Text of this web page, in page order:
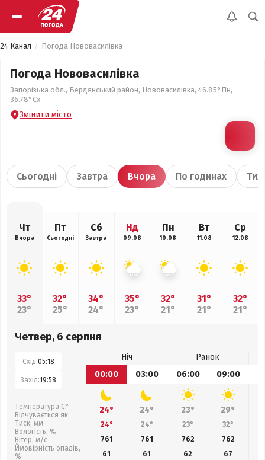
24 Канал Погода Нововасилівка
Погода Нововасилівка
Запорізька обл., Бердянський район, Нововасилівка, 46.85°Пн,
36.78°Сх
Змінити місто
Сьогодні Завтра Вчора По годинах
Чт
Вчора
33°
23°
Пт
Сьогодні
32°
25°
Сб
Завтра
34°
24°
Нд
09.08
35°
23°
Пн
10.08
32°
21°
Вт
11.08
31°
21°
Ср
12.08
32°
21°
Четвер, 6 серпня
Схід:05:18
Захід:19:58
Температура С°
Відчувається як
Тиск, мм
Вологість, %
Вітер, м/с
Ймовірність опадів,
%
Ніч
Ранок
00:00
03:00 06:00 09:00
24° 24° 23° 29°
24° 24° 23° 32°
761
761 762 762
61
61 62 67